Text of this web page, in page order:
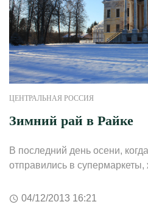
ЦЕНТРАЛЬНАЯ РОССИЯ
Зимний рай в Райке
В последний день осени,
отправились в
04/12/2013 16:21